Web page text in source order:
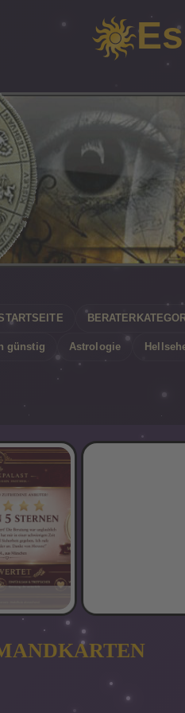
günstig Astrologie